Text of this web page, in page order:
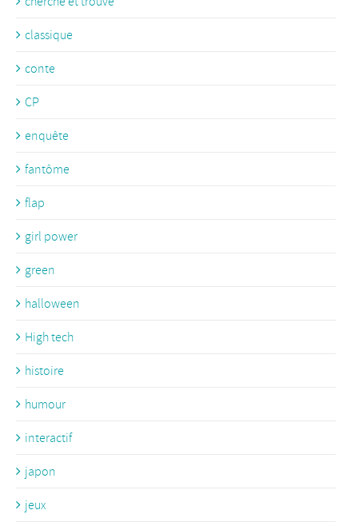
classique
conte
CP
enquête
fantôme
flap
girl power
green
halloween
High tech
histoire
humour
interactif
japon
jeux